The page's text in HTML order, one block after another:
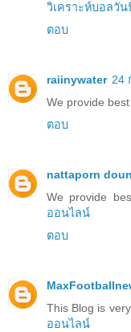
วิเคราะห์บอลวัน
ตอบ
raiinywater 24
We provide
ตอบ
nattaporn
We provide
ออนไลน์
ตอบ
This Blog is
ออนไลน์